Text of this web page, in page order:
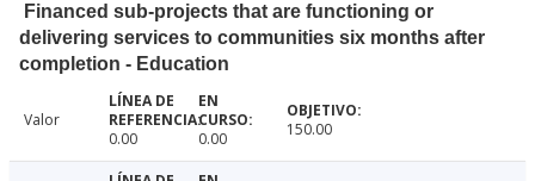
Financed sub-projects that are functioning or
delivering services to communities six months after
completion - Education
Valor
0.00
0.00 150.00